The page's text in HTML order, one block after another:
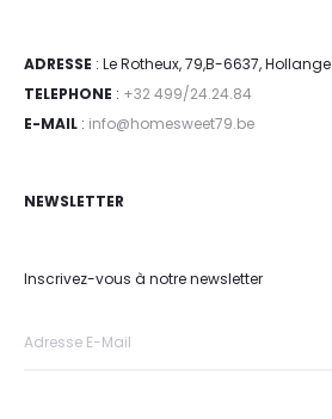
ADRESSE : Le Rotheux, 79,B-6637, Hollange
TELEPHONE : +32 499/24.24.84
E-MAIL : info@homesweet79.be
NEWSLETTER
Inscrivez-vous à notre newsletter